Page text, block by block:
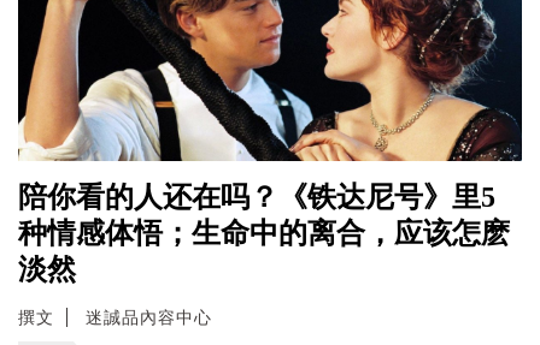
陪你看的人还在吗？《铁达尼号》里5
种情感体悟；生命中的离合，应该怎麽
淡然
撰文 迷誠品內容中心